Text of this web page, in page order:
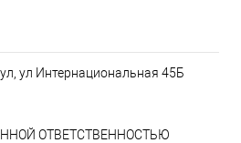
ул Интернациональная 45Б
ОТВЕТСТВЕННОСТЬЮ